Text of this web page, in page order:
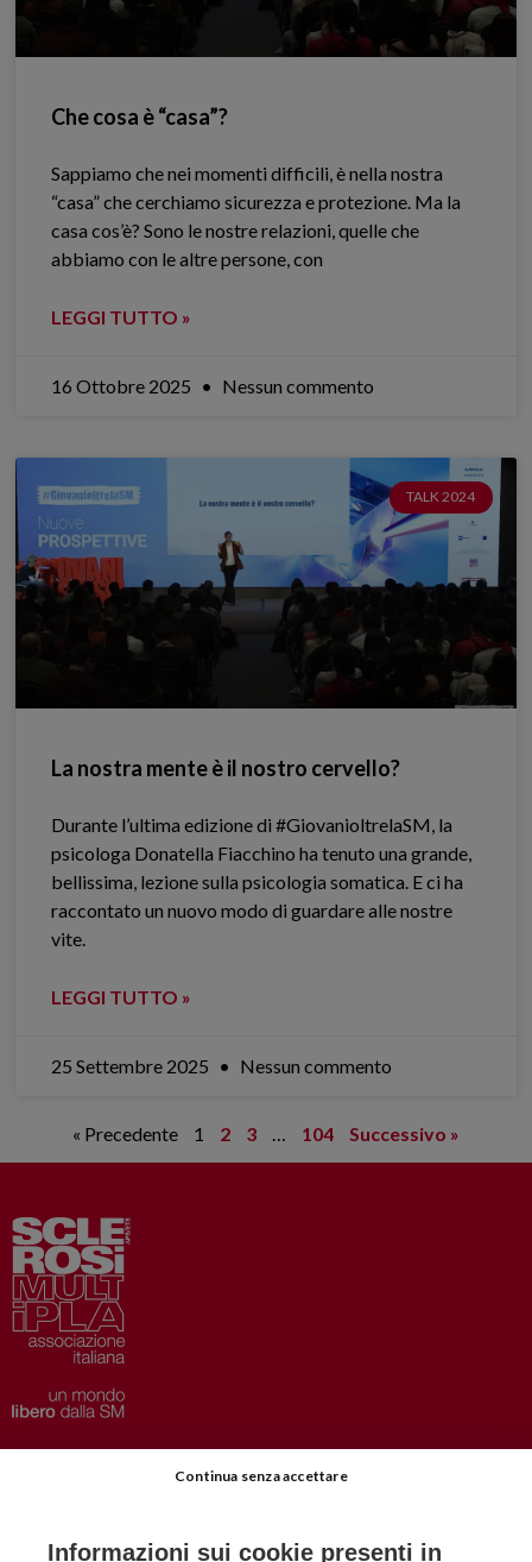
Che cosa è “casa”?
Sappiamo che nei momenti difficili, è nella nostra
“casa” che cerchiamo sicurezza e protezione. Ma la
casa cos’è? Sono le nostre relazioni, quelle che
abbiamo con le altre persone, con
LEGGI TUTTO »
16 Ottobre 2025 Nessun commento
TALK 2024
La nostra mente è il nostro cervello?
Durante l’ultima edizione di #GiovanioltrelaSM, la
psicologa Donatella Fiacchino ha tenuto una grande,
bellissima, lezione sulla psicologia somatica. E ci ha
raccontato un nuovo modo di guardare alle nostre
vite.
LEGGI TUTTO »
25 Settembre 2025 Nessun commento
« Precedente 1 2 3 104 Successivo »
Privacy–Disclaimer
Informazioni sui cookie presenti in
Continua senza accettare